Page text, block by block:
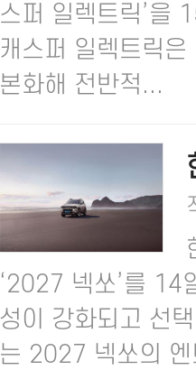
스퍼 일렉트릭’을
캐스퍼 일렉트릭
본화해 전반적...
‘2027 넥쏘’를 14
성이 강화되고 선
는 2027 넥쏘의